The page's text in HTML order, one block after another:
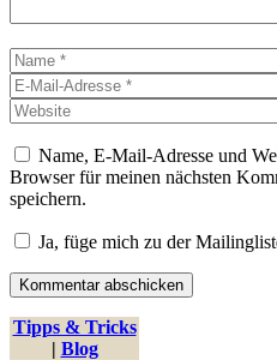
Name
Name, E-Mail-Adresse und
Browser für meinen nächsten
speichern.
Ja, füge mich zu der
Tipps & Tricks
| Blog